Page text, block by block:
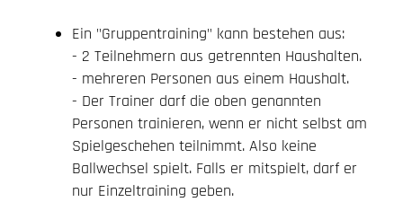
Ein "Gruppentraining" kann bestehen aus:
- 2 Teilnehmern aus getrennten Haushalten.
- mehreren Personen aus einem Haushalt.
- Der Trainer darf die oben genannten
Personen trainieren, wenn er nicht selbst am
Spielgeschehen teilnimmt. Also keine
Ballwechsel spielt. Falls er mitspielt, darf er
nur Einzeltraining geben.